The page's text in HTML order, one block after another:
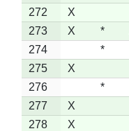
272
X
273
X *
274
*
275
X
276
*
277
X
278
X